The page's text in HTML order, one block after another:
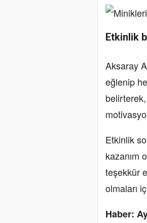
Etkinlik
Aksaray
eğlenip
Etkinlik
kazanım
teşekkür
olmaları
Haber: